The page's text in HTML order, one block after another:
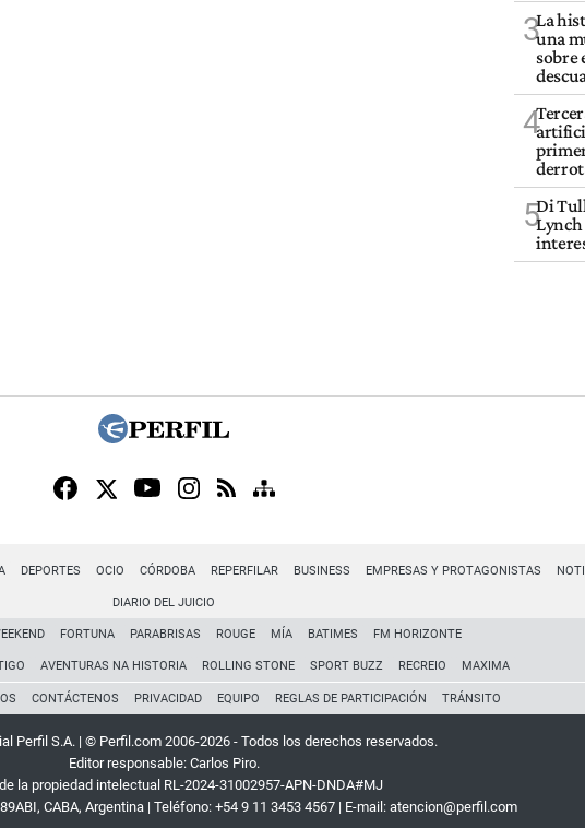
3La
una
sobre
4
5Di
DEPORTES OCIO CÓRDOBA REPERFILAR BUSINESS EMPRESAS Y PROTAGONISTAS
DIARIO DEL JUICIO
FORTUNA PARABRISAS ROUGE MÍA BATIMES FM HORIZONTE
AVENTURAS NA HISTORIA ROLLING STONE SPORT BUZZ RECREIO MAXIMA
CONTÁCTENOS PRIVACIDAD EQUIPO REGLAS DE PARTICIPACIÓN TRÁNSITO
Perfil S.A. | © Perfil.com 2006-2026 - Todos los derechos reservados.
Editor responsable: Carlos Piro.
la propiedad intelectual RL-2024-31002957-APN-DNDA#MJ
, CABA, Argentina| Teléfono: +54 9 11 3453 4567| E-mail: atencion@perfil.com